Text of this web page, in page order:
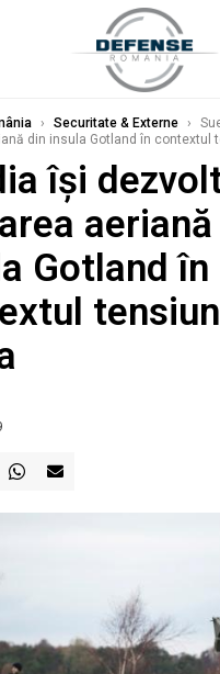
› Securitate & Externe ›
din insula Gotland în contextul
îşi
Gotland în